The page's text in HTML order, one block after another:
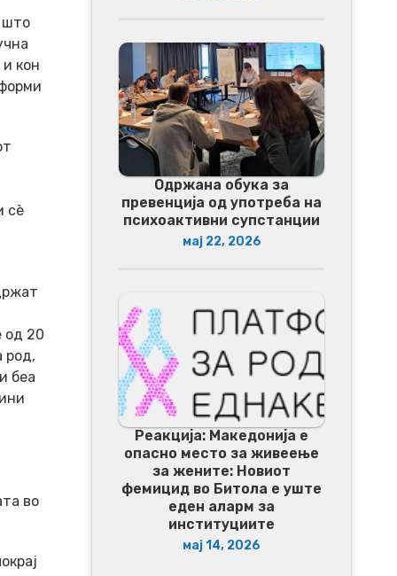
што
кон
сѐ
од 20
род,
беа
во
Одржана обука за
превенција од употреба на
психоактивни супстанции
мај 22, 2026
Реакција: Македонија е
опасно место за живеење
за жените: Новиот
фемицид во Битола е уште
еден аларм за
институциите
мај 14, 2026